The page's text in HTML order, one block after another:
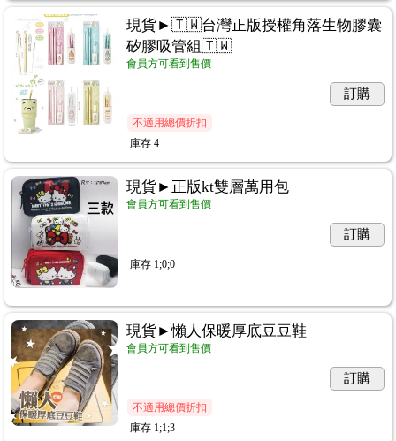
現貨►🇹🇼台灣正版授權角落生物膠囊
矽膠吸管組🇹🇼
會員方可看到售價
訂購
不適用總價折扣
庫存 4
現貨►正版kt雙層萬用包
會員方可看到售價
訂購
庫存 1;0;0
現貨►懶人保暖厚底豆豆鞋
會員方可看到售價
訂購
不適用總價折扣
庫存 1;1;3